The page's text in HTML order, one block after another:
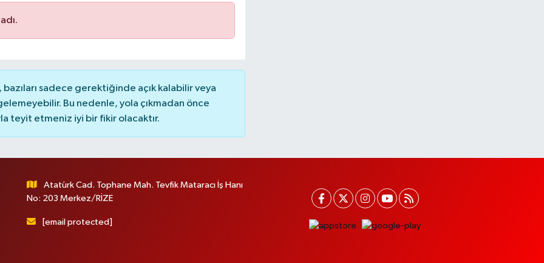
sadece gerektiğinde açık kalabilir veya
Bu nedenle, yola çıkmadan önce
teyit etmeniz iyi bir fikir olacaktır.
Atatürk Cad. Tophane Mah. Tevfik Mataracı İş Hanı
No: 203 Merkez/RİZE
[email protected]